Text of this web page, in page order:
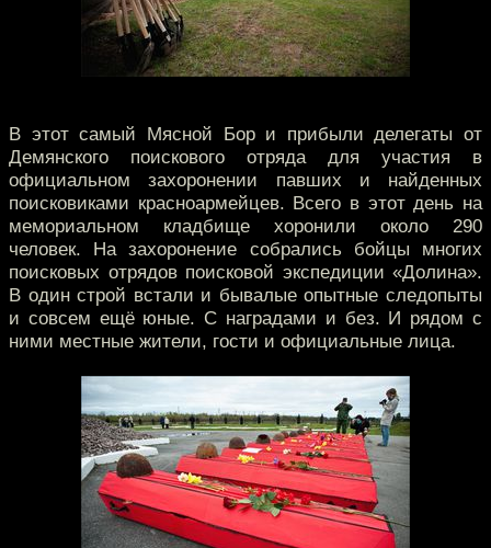
В этот самый Мясной Бор и прибыли делегаты от
Демянского поискового отряда для участия в
официальном захоронении павших и найденных
поисковиками красноармейцев. Всего в этот день на
мемориальном кладбище хоронили около 290
человек. На захоронение собрались бойцы многих
поисковых отрядов поисковой экспедиции «Долина».
В один строй встали и бывалые опытные следопыты
и совсем ещё юные. С наградами и без. И рядом с
ними местные жители, гости и официальные лица.